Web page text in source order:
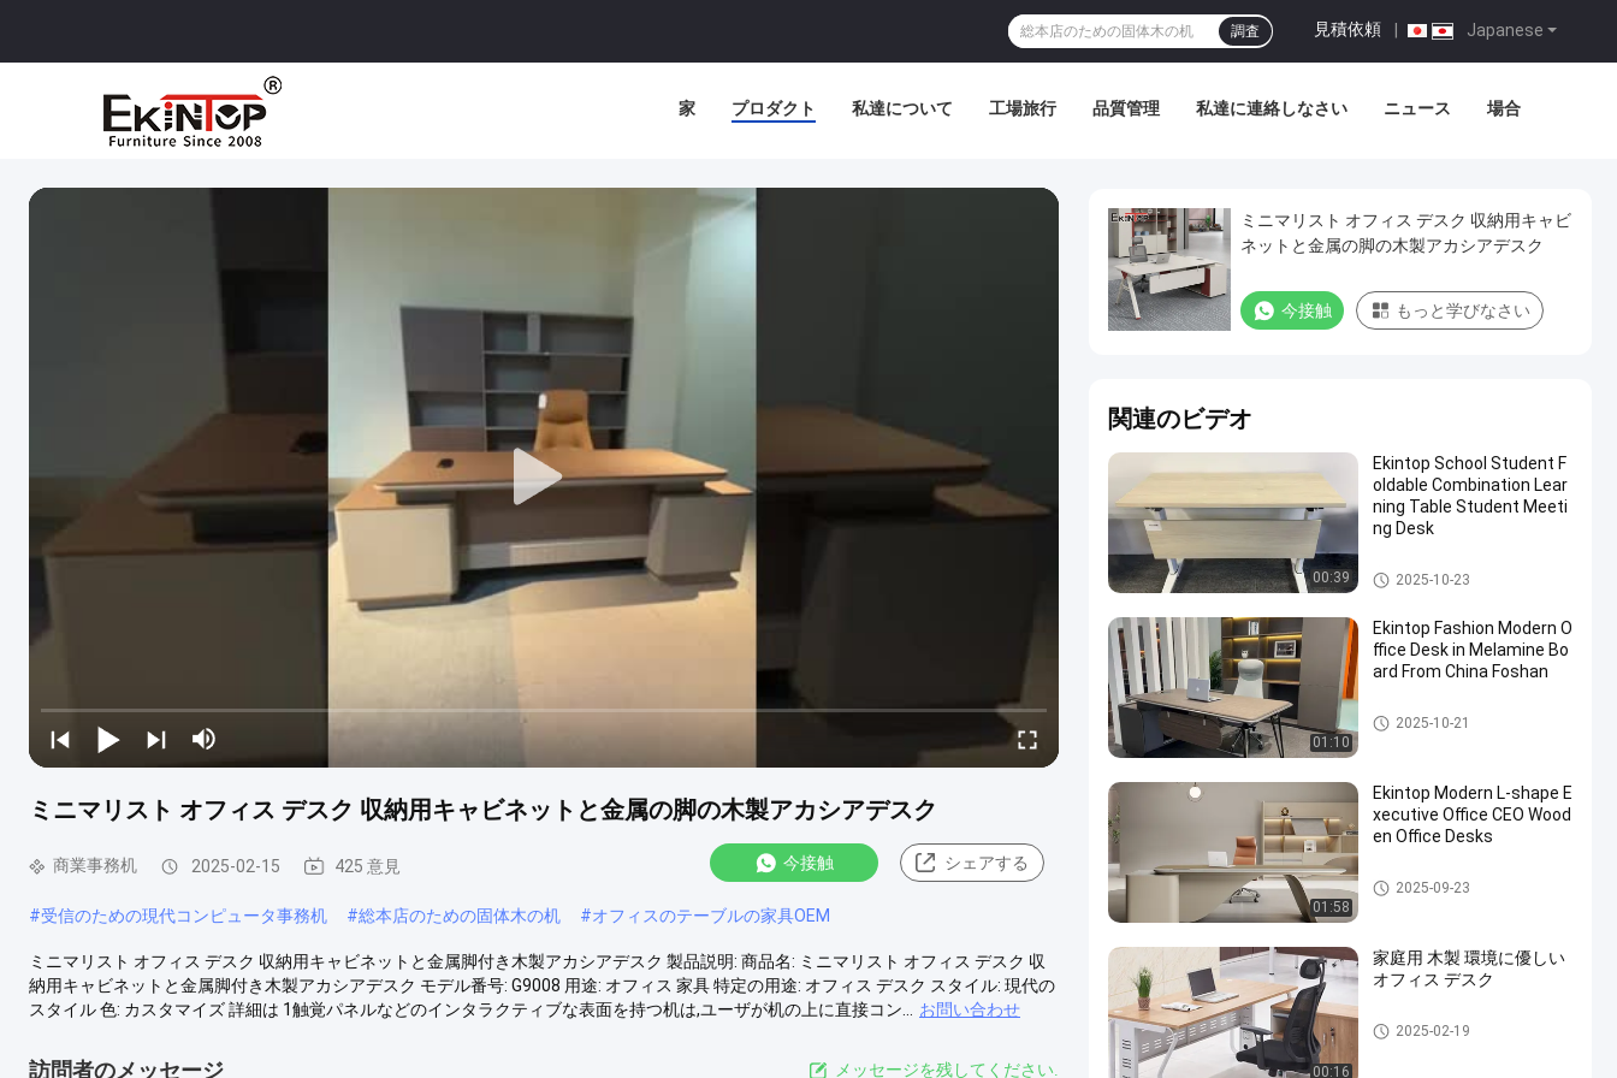
Japanese
見積依頼
調査
家 プロダクト 私達について 工場旅行 品質管理 私達に連絡しなさい ニュース 場合
ミニマリスト オフィス デスク 収納用キャビネットと金属の脚の木製アカシアデスク
商業事務机 2025-02-15 425 意見 今接触 シェアする
#受信のための現代コンピュータ事務机 #総本店のための固体木の机 #オフィスのテーブルの家具OEM
ミニマリスト オフィス デスク 収納用キャビネットと金属脚付き木製アカシアデスク 製品説明: 商品名: ミニマリスト オフィス デスク 収
納用キャビネットと金属脚付き木製アカシアデスク モデル番号: G9008 用途: オフィス 家具 特定の用途: オフィス デスク スタイル: 現代の
スタイル 色: カスタマイズ 詳細は 1触覚パネルなどのインタラクティブな表面を持つ机は,ユーザが机の上に直接コン...
お問い合わせ
訪問者のメッセージ メッセージを残してください.
ミニマリスト オフィス デスク 収納用キャビ
ネットと金属の脚の木製アカシアデスク
今接触 もっと学びなさい
関連のビデオ
00:39
Ekintop School Student F
oldable Combination Lear
ning Table Student Meeti
ng Desk
商業事務机
2025-10-23
01:10
Ekintop Fashion Modern O
ffice Desk in Melamine Bo
ard From China Foshan
商業事務机
2025-10-21
01:58
Ekintop Modern L-shape E
xecutive Office CEO Wood
en Office Desks
商業事務机
2025-09-23
00:16
家庭用 木製 環境に優しい
オフィス デスク
商業事務机
2025-02-19